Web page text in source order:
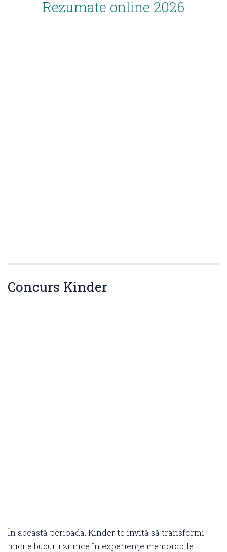
Rezumate online 2026
Concurs Kinder
În această perioada, Kinder te invită să transformi
micile bucurii zilnice în experiențe memorabile